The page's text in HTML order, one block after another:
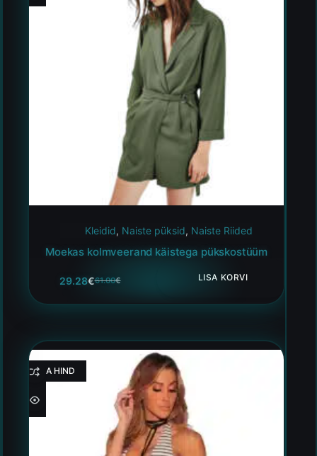
Kleidid, Naiste püksid, Naiste Riided
Moekas kolmveerand käistega pükskostüüm
61.00€
29.28€ LISA KORVI
HEA HIND